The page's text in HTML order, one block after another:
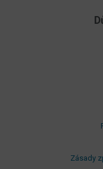
Zásady